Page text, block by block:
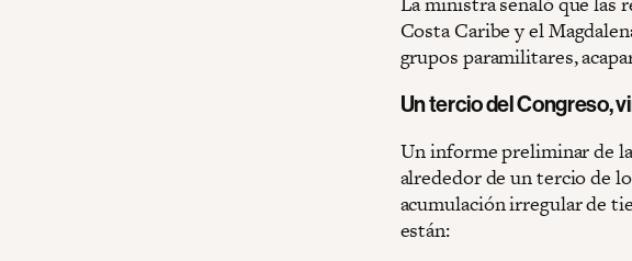
Costa Caribe y el
grupos paramilitares,
Un tercio del Congreso,
Un informe preliminar de
alrededor de un tercio de
acumulación irregular de
están: